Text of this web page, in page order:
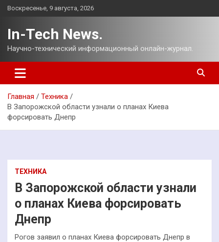
Перейти
Воскресенье, 9 августа, 2026
In-Tech News.
Научно-технический информационный онлайн-журнал.
Главная
Техника
В Запорожской области узнали о планах Киева
форсировать Днепр
ТЕХНИКА
В Запорожской области узнали
о планах Киева форсировать
Днепр
Рогов заявил о планах Киева форсировать Днепр в